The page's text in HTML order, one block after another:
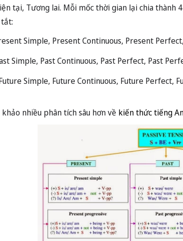
tại, Tương lai. Mỗi mốc thời gian lại chia
Simple, Present Continuous, Present
Simple, Past Continuous, Past Perfect, Past
Simple, Future Continuous, Future Perfect,
nhiều phân tích sâu hơn về kiến thức tiếng